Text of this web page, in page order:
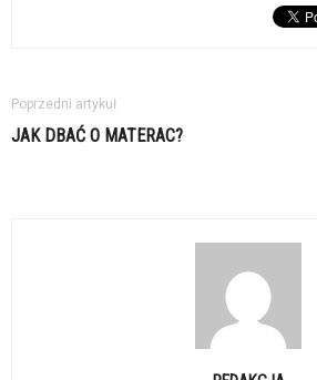
Poprzedni artykuł
JAK DBAĆ O MATERAC?